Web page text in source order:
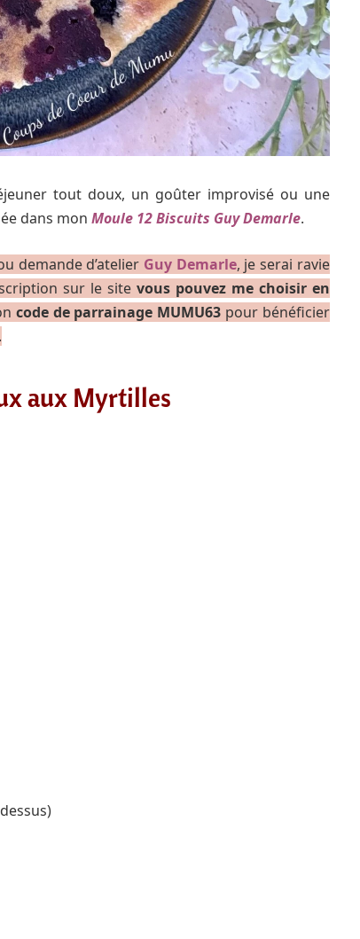
tout doux, un goûter improvisé ou une
dans mon Moule 12 Biscuits Guy Demarle.
demande d’atelier Guy Demarle, je serai ravie
sur le site vous pouvez me choisir en
code de parrainage MUMU63 pour bénéficier
aux Myrtilles